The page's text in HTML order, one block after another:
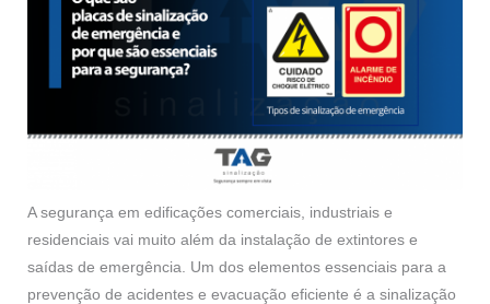
A segurança em edificações comerciais, industriais e
residenciais vai muito além da instalação de extintores e
saídas de emergência. Um dos elementos essenciais para a
prevenção de acidentes e evacuação eficiente é a sinalização